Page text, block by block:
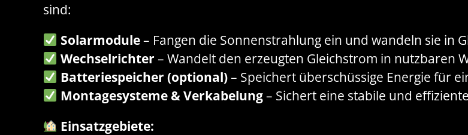
sind:
Solarmodule– Fangen die Sonnenstrahlung ein und wandeln sie in
Wechselrichter – Wandelt den erzeugten Gleichstrom in nutzbaren
Batteriespeicher (optional)– Speichert überschüssige Energie für
Montagesysteme & Verkabelung– Sichert eine stabile und
Einsatzgebiete: